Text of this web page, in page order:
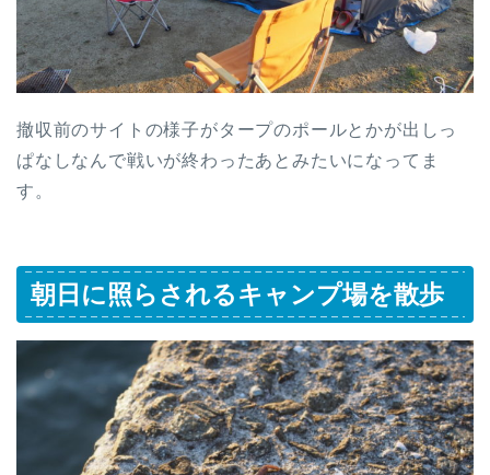
撤収前のサイトの様子がタープのポールとかが出しっ
ぱなしなんで戦いが終わったあとみたいになってま
す。
朝日に照らされるキャンプ場を散歩